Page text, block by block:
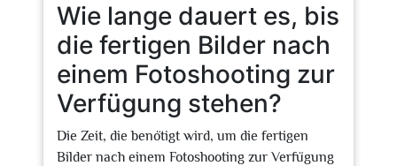
Wie lange dauert es, bis
die fertigen Bilder nach
einem Fotoshooting zur
Verfügung stehen?
Die Zeit, die benötigt wird, um die fertigen
Bilder nach einem Fotoshooting zur Verfügung